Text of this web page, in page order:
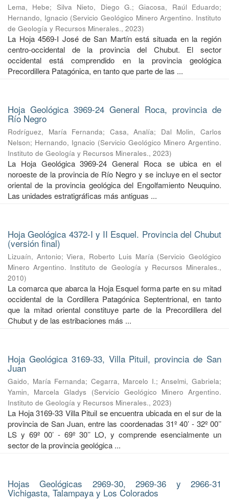
Lema, Hebe; Silva Nieto, Diego G.;Giacosa, Raúl Eduardo;
Hernando, Ignacio (Servicio Geológico Minero Argentino. Instituto
de Geología y Recursos Minerales., 2023)
La Hoja 4569-I José de San Martín está situada en la región
centro-occidental de la provincia del Chubut. El sector
occidental está comprendido en la provincia geológica
Precordillera Patagónica, en tanto que parte de las ...
Hoja Geológica 3969-24 General Roca, provincia de
Río Negro
Rodríguez, María Fernanda; Casa, Analía; Dal Molin, Carlos
Nelson; Hernando, Ignacio (Servicio Geológico Minero Argentino.
Instituto de Geología y Recursos Minerales., 2023)
La Hoja Geológica 3969-24 General Roca se ubica en el
noroeste de la provincia de Río Negro y se incluye en el sector
oriental de la provincia geológica del Engolfamiento Neuquino.
Las unidades estratigráficas más antiguas ...
Hoja Geológica 4372-I y II Esquel. Provincia del Chubut
(versión final)
Lizuaín, Antonio;Viera, Roberto Luis María (Servicio Geológico
Minero Argentino. Instituto de Geología y Recursos Minerales.,
2010)
La comarca que abarca la Hoja Esquel forma parte en su mitad
occidental de la Cordillera Patagónica Septentrional, en tanto
que la mitad oriental constituye parte de la Precordillera del
Chubut y de las estribaciones más ...
Hoja Geológica 3169-33, Villa Pituil, provincia de San
Juan
Gaido, María Fernanda; Cegarra, Marcelo I.;Anselmi, Gabriela;
Yamin, Marcela Gladys
(Servicio Geológico Minero Argentino.
Instituto de Geología y Recursos Minerales., 2023)
La Hoja 3169-33 Villa Pituil se encuentra ubicada en el sur de la
provincia de San Juan, entre las coordenadas 31º 40’ - 32º 00’’
LS y 69º 00’ - 69º 30’’ LO, y comprende esencialmente un
sector de la provincia geológica ...
Hojas Geológicas 2969-30, 2969-36 y 2966-31
Vichigasta, Talampaya y Los Colorados